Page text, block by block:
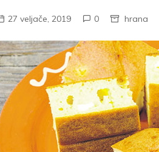
27 veljače, 2019 0 hrana